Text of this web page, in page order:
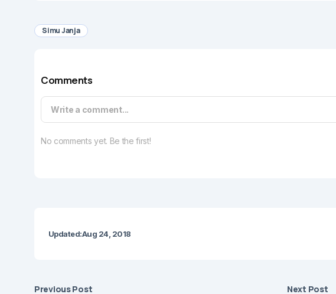
Simu Janja
Comments
Write a comment...
No comments yet. Be the first!
Updated:Aug 24, 2018
Previous Post Next Post